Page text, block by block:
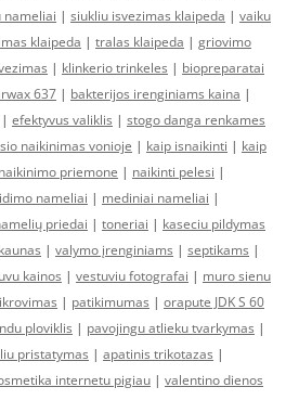
nameliai | siukliu isvezimas klaipeda | vaiku
klaipeda | tralas klaipeda | griovimo
| klinkerio trinkeles | biopreparatai
637 | bakterijos irenginiams kaina |
| efektyvus valiklis | stogo danga renkames
naikinimas vonioje | kaip isnaikinti | kaip
priemone | naikinti pelesi |
nameliai | mediniai nameliai |
priedai | toneriai | kaseciu pildymas
| valymo įrenginiams | septikams |
kainos | vestuviu fotografai | muro sienu
| patikimumas | orapute JDK S 60
ploviklis | pavojingu atlieku tvarkymas |
pristatymas | apatinis trikotazas |
internetu pigiau | valentino dienos